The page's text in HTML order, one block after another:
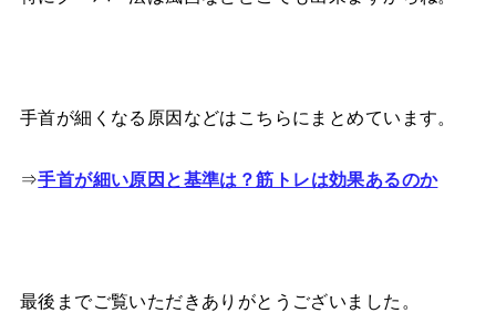
手首が細くなる原因などはこちらにまとめています。
⇒手首が細い原因と基準は？筋トレは効果あるのか
最後までご覧いただきありがとうございました。